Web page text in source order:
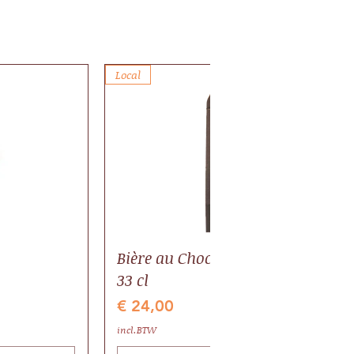
Local
Bière au Chocolat BIO, pack 6
33 cl
Prijs
€ 24,00
incl.BTW